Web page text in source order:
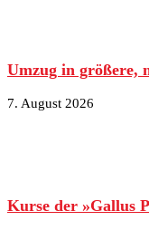
Umzug in größere,
7. August 2026
Kurse der »Gallus